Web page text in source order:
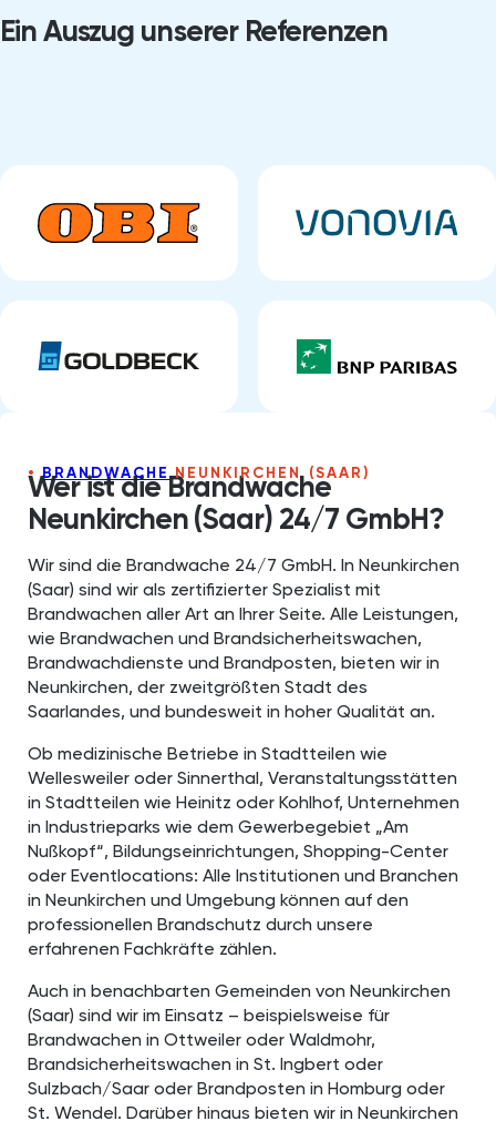
Ein Auszug unserer Referenzen
BRANDWACHENEUNKIRCHEN⁠ (SAAR)
Wer ist die Brandwache
Neunkirchen⁠ (Saar) 24/7 GmbH?
Wir sind die Brandwache 24/7 GmbH. In Neunkirchen
(Saar) sind wir als zertifizierter Spezialist mit
Brandwachen aller Art an Ihrer Seite. Alle Leistungen,
wie Brandwachen und Brandsicherheitswachen,
Brandwachdienste und Brandposten, bieten wir in
Neunkirchen, der zweitgrößten Stadt des
Saarlandes, und bundesweit in hoher Qualität an.
Ob medizinische Betriebe in Stadtteilen wie
Wellesweiler oder Sinnerthal, Veranstaltungsstätten
in Stadtteilen wie Heinitz oder Kohlhof, Unternehmen
in Industrieparks wie dem Gewerbegebiet „Am
Nußkopf“, Bildungseinrichtungen, Shopping-Center
oder Eventlocations: Alle Institutionen und Branchen
in Neunkirchen und Umgebung können auf den
professionellen Brandschutz durch unsere
erfahrenen Fachkräfte zählen.
Auch in benachbarten Gemeinden von Neunkirchen
(Saar) sind wir im Einsatz – beispielsweise für
Brandwachen in Ottweiler oder Waldmohr,
Brandsicherheitswachen in St. Ingbert oder
Sulzbach/Saar oder Brandposten in Homburg oder
St. Wendel. Darüber hinaus bieten wir in Neunkirchen